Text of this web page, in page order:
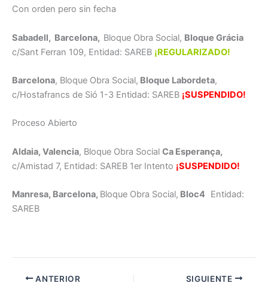
Con orden pero sin fecha
Sabadell, Barcelona, Bloque Obra Social, Bloque Grácia
c/Sant Ferran 109, Entidad: SAREB ¡REGULARIZADO!
Barcelona, Bloque Obra Social, Bloque Labordeta,
c/Hostafrancs de Sió 1-3 Entidad: SAREB ¡SUSPENDIDO!
Proceso Abierto
Aldaia, Valencia, Bloque Obra Social Ca Esperança,
c/Amistad 7, Entidad: SAREB 1er Intento ¡SUSPENDIDO!
Manresa, Barcelona, Bloque Obra Social, Bloc4 Entidad:
SAREB
ANTERIOR SIGUIENTE